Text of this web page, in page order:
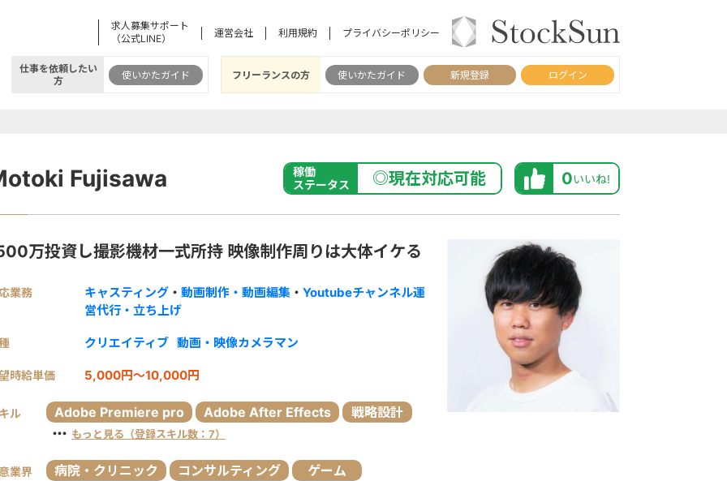
求人募集サポート
（公式LINE）
運営会社 利用規約 プライバシーポリシー
仕事を依頼したい
方
使いかたガイド フリーランスの方 使いかたガイド 新規登録 ログイン
Fujisawa
稼働
ステータス
◎現在対応可能 0いいね!
万投資し撮影機材一式所持 映像制作周りは大体イケる
業務 キャスティング ・ 動画制作・動画編集 ・ Youtubeチャンネル運
営代行・立ち上げ
クリエイティブ 動画・映像カメラマン
時給単価 5,000円～10,000円
ル Adobe Premiere pro Adobe After Effects 戦略設計
・・・ もっと見る（登録スキル数：7）
業界 病院・クリニック コンサルティング ゲーム